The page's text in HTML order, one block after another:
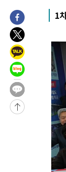
58분 전 >
'최고 37도
2시간 전 >
1